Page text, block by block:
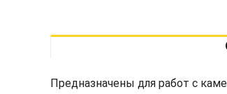
Предназначены для работ с